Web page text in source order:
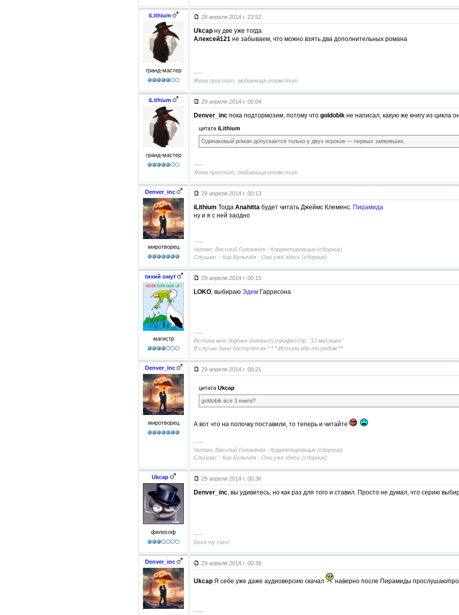
iLithium
гранд-мастер
28 апреля 2014 г. 23:52
Ukcap ну две уже тогда
Алексей121 не забываем, что можно взять два дополнительных романа
–––
Жена простит, любовница отомстит
iLithium
гранд-мастер
29 апреля 2014 г. 00:04
Denver_inc пока подтормозим, потому что goldobik не написал, какую же книгу из цикла
цитата iLithium
Одинаковый роман допускается только у двух игроков — первых заявивших.
–––
Жена простит, любовница отомстит
Denver_inc
миротворец
29 апреля 2014 г. 00:13
iLithium Тогда Anahitta будет читать Джеймс Клеменс. Пирамида
ну и я с ней заодно
–––
Читаю: Василий Головачёв - Корректировщик (сборник).
Слушаю: - Кир Булычёв - Они уже здесь (сборник).
тихий омут
магистр
29 апреля 2014 г. 00:15
LOKO, выбираю Эдем Гаррисона
–––
Истина мне дороже головы!(с)профессор, "12 месяцев"
В случае бана доступен вк * * * Истина где-то рядом***
Denver_inc
миротворец
29 апреля 2014 г. 00:21
цитата Ukcap
goldobik все 3 книги?
А вот что на полочку поставили, то теперь и читайте
–––
Читаю: Василий Головачёв - Корректировщик (сборник).
Слушаю: - Кир Булычёв - Они уже здесь (сборник).
Ukcap
философ
29 апреля 2014 г. 00:36
Denver_inc, вы удивитесь, но как раз для того и ставил. Просто не думал, что серию
–––
Devil my care!
Denver_inc 29 апреля 2014 г. 00:39
Ukcap Я себе уже даже аудиоверсию скачал наверно после Пирамиды прослушаю/
–––